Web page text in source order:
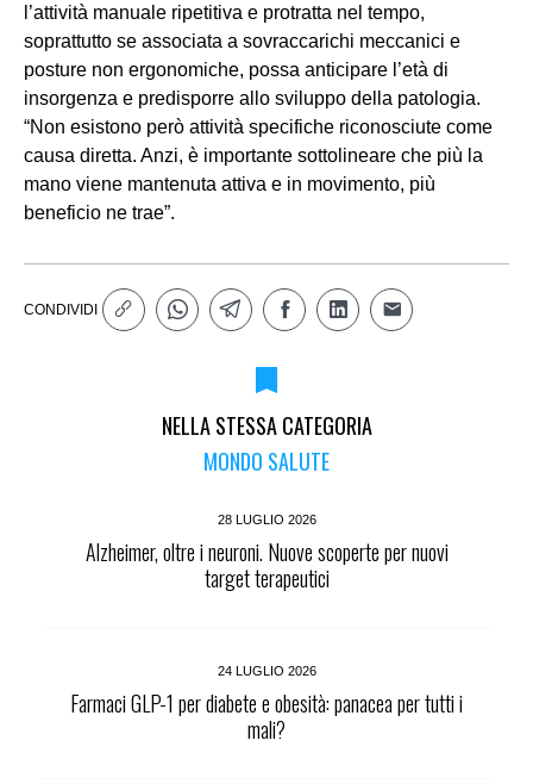
l’attività manuale ripetitiva e protratta nel tempo,
soprattutto se associata a sovraccarichi meccanici e
posture non ergonomiche, possa anticipare l’età di
insorgenza e predisporre allo sviluppo della patologia.
“Non esistono però attività specifiche riconosciute come
causa diretta. Anzi, è importante sottolineare che più la
mano viene mantenuta attiva e in movimento, più
beneficio ne trae”.
CONDIVIDI
NELLA STESSA CATEGORIA
MONDO SALUTE
28 LUGLIO 2026
Alzheimer, oltre i neuroni. Nuove scoperte per nuovi
target terapeutici
24 LUGLIO 2026
Farmaci GLP-1 per diabete e obesità: panacea per tutti i
mali?